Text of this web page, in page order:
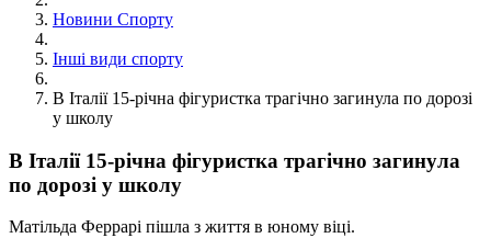
Новини Спорту
Інші види спорту
В Італії 15-річна фігуристка трагічно загинула по дорозі
у школу
В Італії 15-річна фігуристка трагічно загинула
по дорозі у школу
Матільда Феррарі пішла з життя в юному віці.